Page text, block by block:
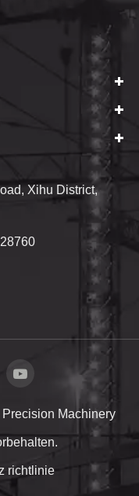
Xihu District,
Machinery
richtlinie